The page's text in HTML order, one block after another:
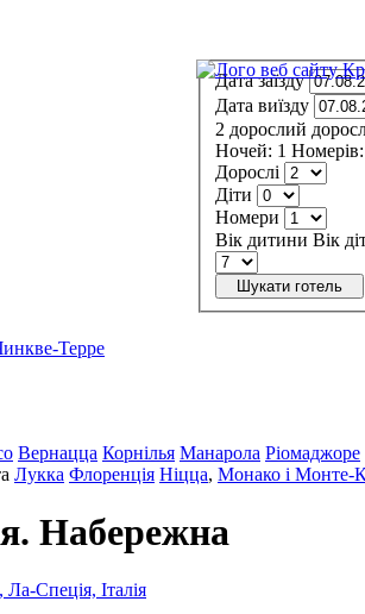
Дата заїзду
Дата виїзду
2 дорослий
Ночей: 1 Номерів:
Дорослі
Діти
Номери
Вік дитини Вік
Шукати готель
Терре
Вернацца Корнілья Манарола Ріомаджоре
Лукка Флоренція Ніцца, Монако і Монте-
Набережна